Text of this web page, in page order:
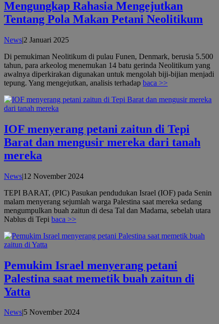
Mengungkap Rahasia Mengejutkan
Tentang Pola Makan Petani Neolitikum
News|2 Januari 2025oleh
Di pemukiman Neolitikum di pulau Funen, Denmark, berusia 5.500
tahun, para arkeolog menemukan 14 batu gerinda Neolitikum yang
awalnya diperkirakan digunakan untuk mengolah biji-bijian menjadi
tepung. Yang mengejutkan, analisis terhadap baca >>
IOF menyerang petani zaitun di Tepi
Barat dan mengusir mereka dari tanah
mereka
News|12 November 2024oleh
TEPI BARAT, (PIC) Pasukan pendudukan Israel (IOF) pada Senin
malam menyerang sejumlah warga Palestina saat mereka sedang
mengumpulkan buah zaitun di desa Tal dan Madama, sebelah utara
Nablus di Tepi baca >>
Pemukim Israel menyerang petani
Palestina saat memetik buah zaitun di
Yatta
News 5 November 2024oleh